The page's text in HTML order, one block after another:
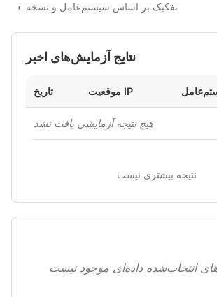
تفکیک بر اساس سیستم‌عامل و نسخه
نتایج آزمایش‌های اخیر
تاریخ موقعیت IP
هیچ نتیجه آزمایشی یافت نشد
نتیجه بیشتری نیست
انتخاب‌شده داده‌ای موجود نیست